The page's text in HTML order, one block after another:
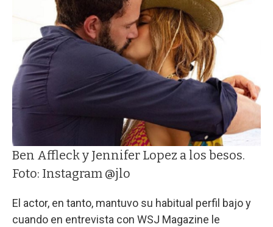
Ben Affleck y Jennifer Lopez a los besos.
Foto: Instagram @jlo
El actor, en tanto, mantuvo su habitual perfil bajo y
cuando en entrevista con WSJ Magazine le